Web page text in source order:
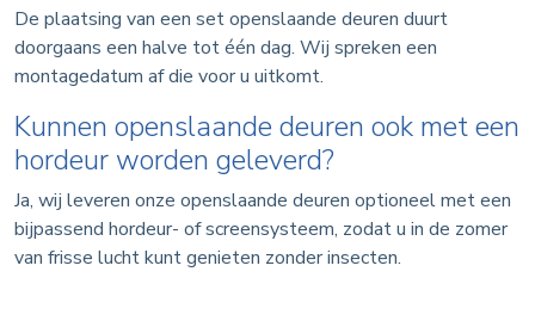
De plaatsing van een set openslaande deuren duurt
doorgaans een halve tot één dag. Wij spreken een
montagedatum af die voor u uitkomt.
Kunnen openslaande deuren ook met een
hordeur worden geleverd?
Ja, wij leveren onze openslaande deuren optioneel met een
bijpassend hordeur- of screensysteem, zodat u in de zomer
van frisse lucht kunt genieten zonder insecten.